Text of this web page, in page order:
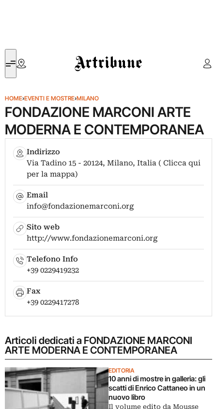
Artribune
HOME›EVENTI E MOSTRE›MILANO
FONDAZIONE MARCONI ARTE
MODERNA E CONTEMPORANEA
Indirizzo
Via Tadino 15 - 20124, Milano, Italia ( Clicca qui
per la mappa)
Email
info@fondazionemarconi.org
Sito web
http://www.fondazionemarconi.org
Telefono Info
+39 0229419232
Fax
+39 0229417278
Articoli dedicati a FONDAZIONE MARCONI
ARTE MODERNA E CONTEMPORANEA
EDITORIA
10 anni di mostre in galleria: gli
scatti di Enrico Cattaneo in un
nuovo libro
Il volume edito da Mousse